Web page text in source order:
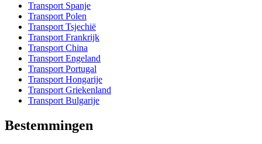
Transport Spanje
Transport Polen
Transport Tsjechië
Transport Frankrijk
Transport China
Transport Engeland
Transport Portugal
Transport Hongarije
Transport Griekenland
Transport Bulgarije
Bestemmingen